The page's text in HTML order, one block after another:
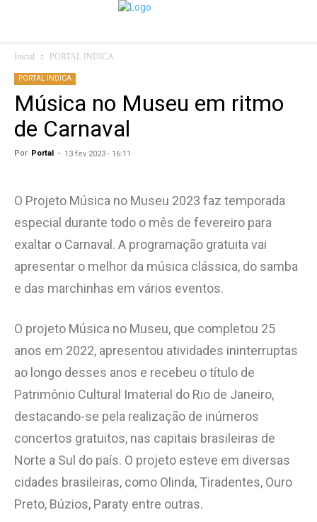
Inicial PORTAL INDICA
PORTAL INDICA
Música no Museu em ritmo
de Carnaval
Por Portal - 13 fev 2023 - 16:11
O Projeto Música no Museu 2023 faz temporada
especial durante todo o mês de fevereiro para
exaltar o Carnaval. A programação gratuita vai
apresentar o melhor da música clássica, do samba
e das marchinhas em vários eventos.
O projeto Música no Museu, que completou 25
anos em 2022, apresentou atividades ininterruptas
ao longo desses anos e recebeu o título de
Patrimônio Cultural Imaterial do Rio de Janeiro,
destacando-se pela realização de inúmeros
concertos gratuitos, nas capitais brasileiras de
Norte a Sul do país. O projeto esteve em diversas
cidades brasileiras, como Olinda, Tiradentes, Ouro
Preto, Búzios, Paraty entre outras.